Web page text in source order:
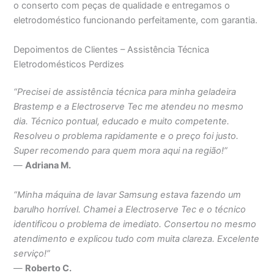
o conserto com peças de qualidade e entregamos o
eletrodoméstico funcionando perfeitamente, com garantia.
Depoimentos de Clientes – Assistência Técnica
Eletrodomésticos Perdizes
“Precisei de assistência técnica para minha geladeira
Brastemp e a Electroserve Tec me atendeu no mesmo
dia. Técnico pontual, educado e muito competente.
Resolveu o problema rapidamente e o preço foi justo.
Super recomendo para quem mora aqui na região!”
—Adriana M.
“Minha máquina de lavar Samsung estava fazendo um
barulho horrível. Chamei a Electroserve Tec e o técnico
identificou o problema de imediato. Consertou no mesmo
atendimento e explicou tudo com muita clareza. Excelente
serviço!”
— Roberto C.